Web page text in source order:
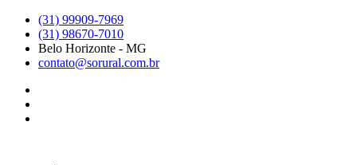
para
conteúdo
(31) 99909-7969
(31) 98670-7010
Belo Horizonte - MG
contato@sorural.com.br